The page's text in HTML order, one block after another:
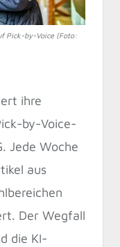
Pick-by-Voice (Foto:
ihre
by-Voice-
Jede Woche
aus
Der Wegfall
die KI-